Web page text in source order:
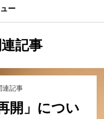
ー
ー記事
連記事
開」につい